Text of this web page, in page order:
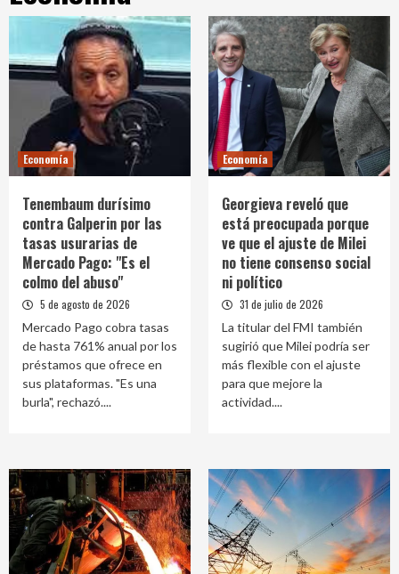
Economía
Tenembaum durísimo
contra Galperin por las
tasas usurarias de
Mercado Pago: "Es el
colmo del abuso"
5 de agosto de 2026
Mercado Pago cobra tasas
de hasta 761% anual por los
préstamos que ofrece en
sus plataformas. "Es una
burla", rechazó....
Economía
Georgieva reveló que
está preocupada porque
ve que el ajuste de Milei
no tiene consenso social
ni político
31 de julio de 2026
La titular del FMI también
sugirió que Milei podría ser
más flexible con el ajuste
para que mejore la
actividad....